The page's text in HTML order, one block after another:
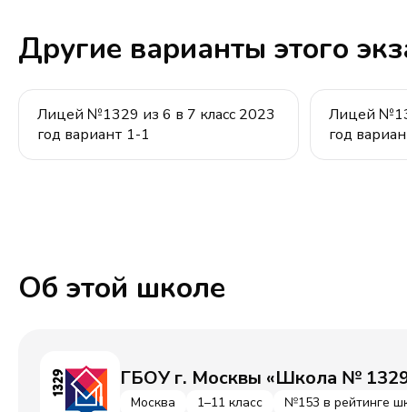
Другие варианты этого
Лицей №1329 из 6 в 7 класс 2023
год вариант 1-1
Лицей
год
Об этой школе
ГБОУ г. Москвы «Школа №
Москва 1–11 класс №153 в рейтинге